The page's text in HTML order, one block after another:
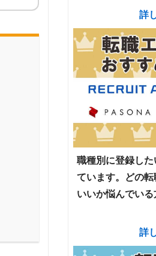
詳
職種別に登録し
ています。どの
いいか悩んでい
詳